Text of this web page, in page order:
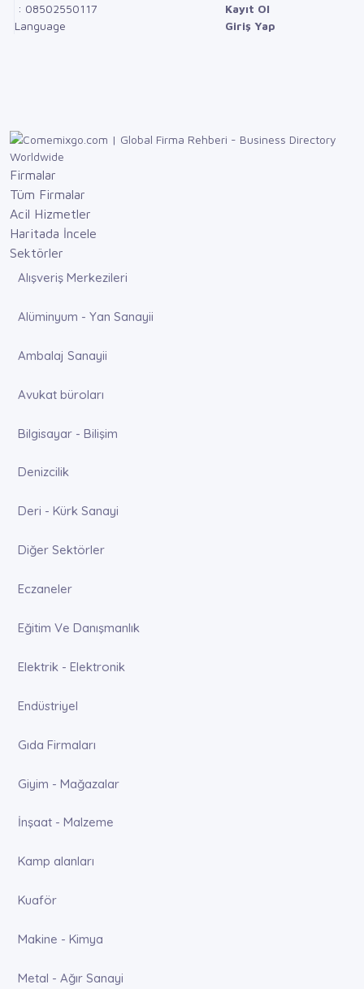
: 08502550117
Language
Kayıt Ol
Giriş Yap
Firmalar
Tüm Firmalar
Acil Hizmetler
Haritada İncele
Sektörler
Alışveriş Merkezileri
Alüminyum - Yan Sanayii
Ambalaj Sanayii
Avukat büroları
Bilgisayar - Bilişim
Denizcilik
Deri - Kürk Sanayi
Diğer Sektörler
Eczaneler
Eğitim Ve Danışmanlık
Elektrik - Elektronik
Endüstriyel
Gıda Firmaları
Giyim - Mağazalar
İnşaat - Malzeme
Kamp alanları
Kuaför
Makine - Kimya
Metal - Ağır Sanayi